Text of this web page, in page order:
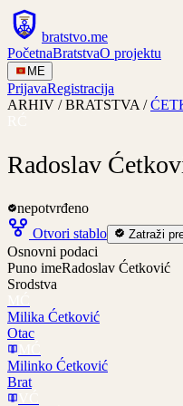
bratstvo.me
PočetnaBratstvaO projektu
ME
PrijavaRegistracija
ARHIV / BRATSTVA /
Radoslav
nepotvrđeno
Otvori stablo
Zatraži
Osnovni podaci
Puno imeRadoslav Ćetković
Srodstva
Milika Ćetković
Otac
Milinko Ćetković
Brat